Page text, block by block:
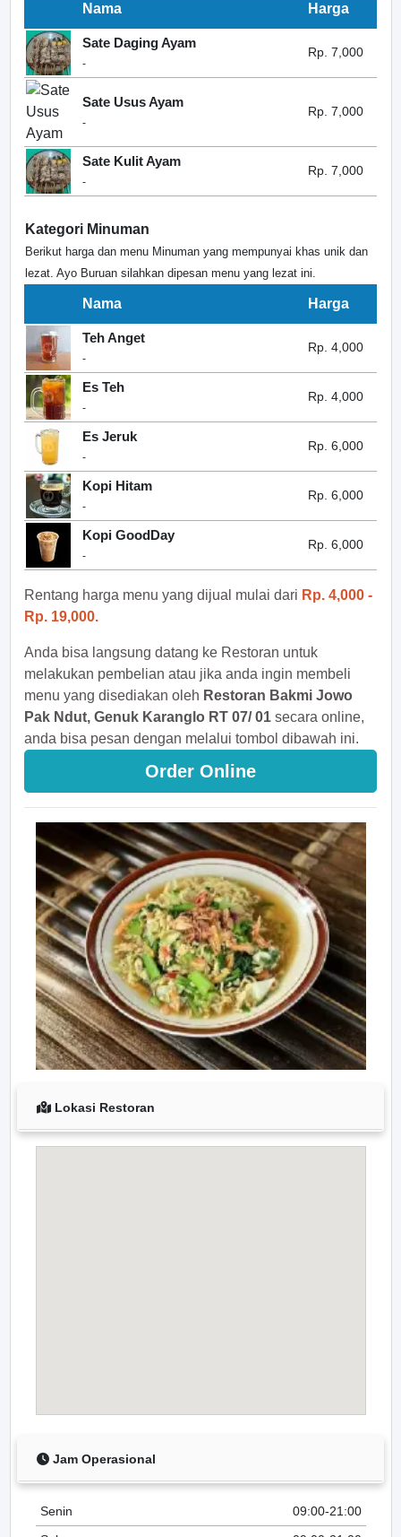
Nama Harga
Sate Daging Ayam
-
Rp. 7,000
Sate Usus Ayam
-
Rp. 7,000
Sate Kulit Ayam
-
Rp. 7,000
Kategori Minuman
Berikut harga dan menu Minuman yang mempunyai khas unik dan
lezat. Ayo Buruan silahkan dipesan menu yang lezat ini.
Nama Harga
Teh Anget
-
Rp. 4,000
Es Teh
-
Rp. 4,000
Es Jeruk
-
Rp. 6,000
Kopi Hitam
-
Rp. 6,000
Kopi GoodDay
-
Rp. 6,000
Rentang harga menu yang dijual mulai dari Rp. 4,000 -
Rp. 19,000.
Anda bisa langsung datang ke Restoran untuk
melakukan pembelian atau jika anda ingin membeli
menu yang disediakan oleh Restoran Bakmi Jowo
Pak Ndut, Genuk Karanglo RT 07/ 01 secara online,
anda bisa pesan dengan melalui tombol dibawah ini.
Order Online
Lokasi Restoran
Jam Operasional
Senin
09:00-21:00